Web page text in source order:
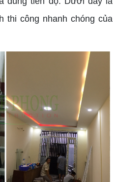
thi công nhanh chóng của